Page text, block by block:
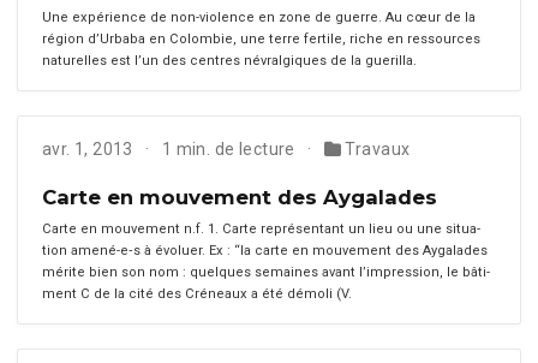
Une expéri­ence de non-vio­lence en zone de guerre. Au cœur de la
région d’Urbaba en Colom­bie, une terre fer­tile, riche en ressources
naturelles est l’un des cen­tres névral­giques de la gueril­la.
avr. 1, 2013 1 min. de lecture Travaux
Carte en mouvement des Aygalades
Carte en mou­ve­ment n.f. 1. Carte représen­tant un lieu ou une sit­u­a­
tion amené-e‑s à évoluer. Ex : “la carte en mou­ve­ment des Aygalades
mérite bien son nom : quelques semaines avant l’im­pres­sion, le bâti­
ment C de la cité des Créneaux a été démoli (V.